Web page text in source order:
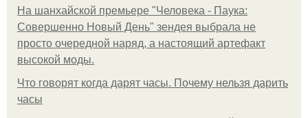
На шанхайской премьере "Человека - Паука:
Совершенно Новый День" зендея выбрала не
просто очередной наряд, а настоящий артефакт
высокой моды.
Что говорят когда дарят часы. Почему нельзя дарить
часы